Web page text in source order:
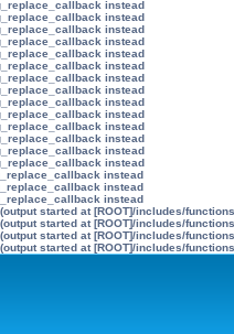
instead
instead
instead
instead
instead
instead
instead
instead
instead
instead
instead
instead
instead
instead
instead
instead
instead
started at [ROOT]/includes/
started at [ROOT]/includes/
started at [ROOT]/includes/
started at [ROOT]/includes/